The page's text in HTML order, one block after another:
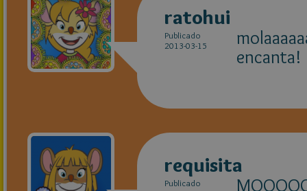
ratohui
Publicado
2013-03-15
encanta!
requisita
Publicado